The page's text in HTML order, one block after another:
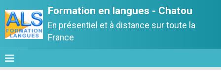
Formation en langues - Chatou
En présentiel et à distance sur toute la
France